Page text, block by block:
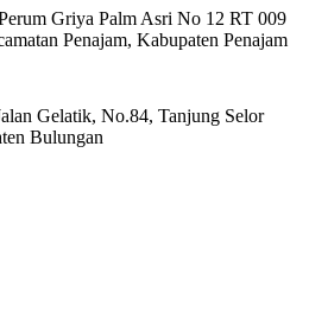
Griya Palm Asri No 12 RT 009
Penajam, Kabupaten Penajam
Gelatik, No.84, Tanjung Selor
Bulungan